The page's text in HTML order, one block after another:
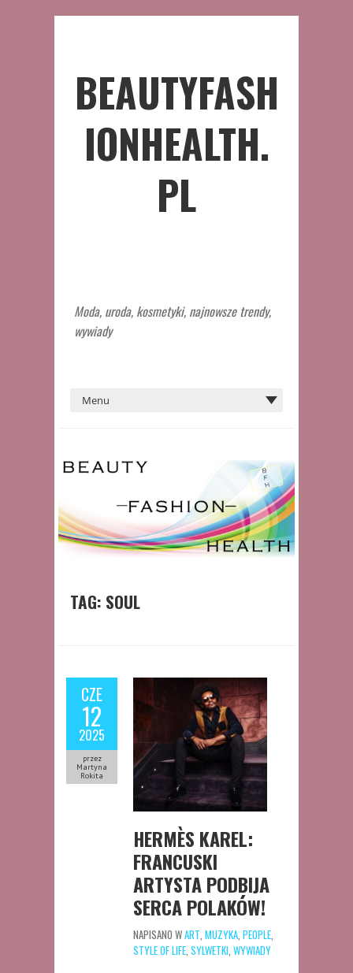
BEAUTYFASH
IONHEALTH.
PL
Moda, uroda, kosmetyki, najnowsze trendy,
wywiady
TAG: SOUL
CZE
12
2025
przez
Martyna
Rokita
HERMÈS KAREL:
FRANCUSKI
ARTYSTA PODBIJA
SERCA POLAKÓW!
NAPISANO WART MUZYKA PEOPLE
STYLE OF LIFE SYLWETKI WYWIADY